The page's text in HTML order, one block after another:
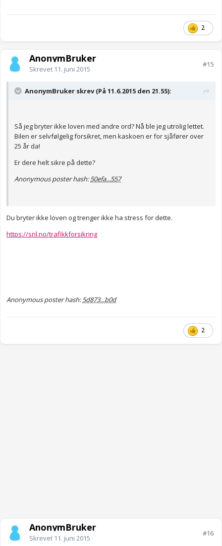
2
AnonymBruker
Skrevet 11. juni 2015
#15
AnonymBruker skrev (På 11.6.2015 den 21.55):
Så jeg bryter ikke loven med andre ord? Nå ble jeg utrolig lettet.
Bilen er selvfølgelig forsikret, men kaskoen er for sjåfører over
25 år da!
Er dere helt sikre på dette?
Anonymous poster hash:50efa...557
Du bryter ikke loven og trenger ikke ha stress for dette.
https://snl.no/trafikkforsikring
Anonymous poster hash:5d873...b0d
2
AnonymBruker
Skrevet 11. juni 2015
#16